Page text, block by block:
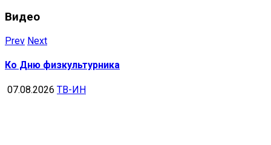
Видео
Prev Next
Ко Дню физкультурника
07.08.2026 ТВ-ИН